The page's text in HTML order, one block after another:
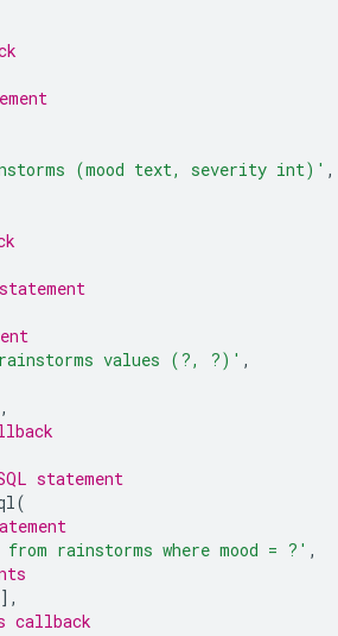
(mood text, severity int)' ,
values (?, ?)' ,
statement
(
rainstorms where mood = ?' ,
],
callback